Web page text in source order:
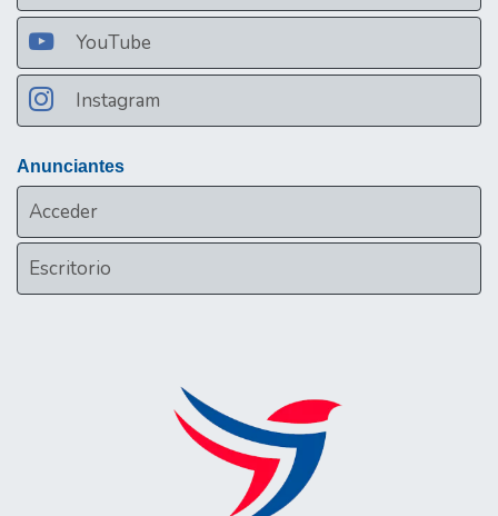
YouTube
Instagram
Anunciantes
Acceder
Escritorio